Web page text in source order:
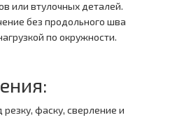
или втулочных деталей.
без продольного шва
по окружности.
фаску, сверление и